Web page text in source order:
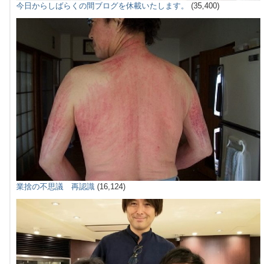
今日からしばらくの間ブログを休載いたします。 (35,400)
業捨の不思議 再認識 (16,124)